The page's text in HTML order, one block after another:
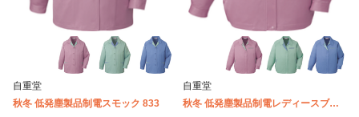
自重堂
秋冬 低発塵製品制電スモック 833
自重堂
秋冬 低発塵製品制電レディースブル